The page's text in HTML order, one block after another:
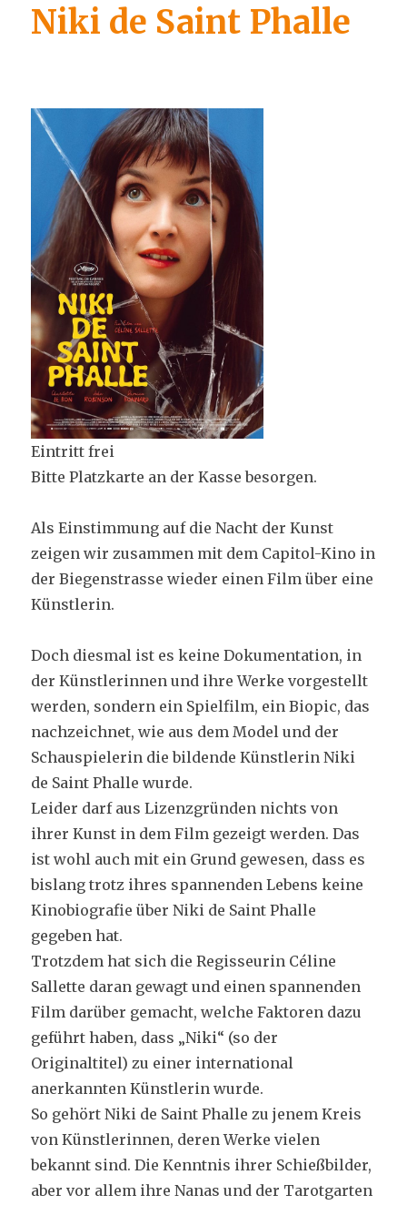
Niki de Saint Phalle
Eintritt frei
Bitte Platzkarte an der Kasse besorgen.
Als Einstimmung auf die Nacht der Kunst
zeigen wir zusammen mit dem Capitol-Kino in
der Biegenstrasse wieder einen Film über eine
Künstlerin.
Doch diesmal ist es keine Dokumentation, in
der Künstlerinnen und ihre Werke vorgestellt
werden, sondern ein Spielfilm, ein Biopic, das
nachzeichnet, wie aus dem Model und der
Schauspielerin die bildende Künstlerin Niki
de Saint Phalle wurde.
Leider darf aus Lizenzgründen nichts von
ihrer Kunst in dem Film gezeigt werden. Das
ist wohl auch mit ein Grund gewesen, dass es
bislang trotz ihres spannenden Lebens keine
Kinobiografie über Niki de Saint Phalle
gegeben hat.
Trotzdem hat sich die Regisseurin Céline
Sallette daran gewagt und einen spannenden
Film darüber gemacht, welche Faktoren dazu
geführt haben, dass „Niki“ (so der
Originaltitel) zu einer international
anerkannten Künstlerin wurde.
So gehört Niki de Saint Phalle zu jenem Kreis
von Künstlerinnen, deren Werke vielen
bekannt sind. Die Kenntnis ihrer Schießbilder,
aber vor allem ihre Nanas und der Tarotgarten